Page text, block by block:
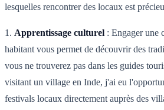
lesquelles rencontrer des locaux est
1. Apprentissage culturel : Engager une
habitant vous permet de découvrir des
vous ne trouverez pas dans les guides
visitant un village en Inde, j'ai eu
festivals locaux directement auprès des